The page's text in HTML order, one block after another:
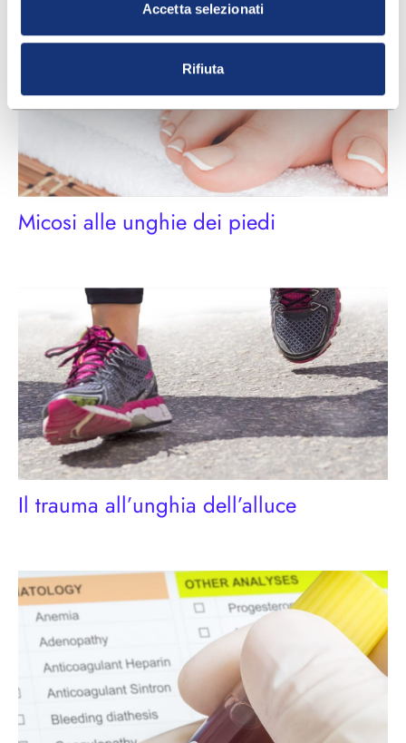
Accetta selezionati
Rifiuta
Micosi alle unghie dei piedi
Il trauma all’unghia dell’alluce